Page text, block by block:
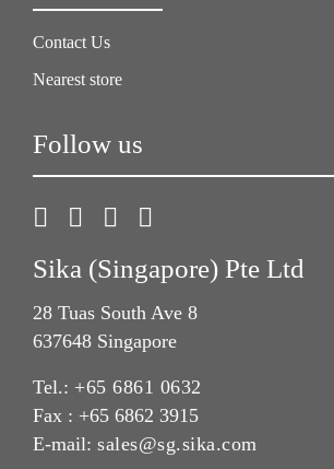
Contact Us
Nearest store
Follow us
Sika (Singapore) Pte Ltd
28 Tuas South Ave 8
637648 Singapore
Tel.: +65 6861 0632
Fax : +65 6862 3915
E-mail: sales@sg.sika.com